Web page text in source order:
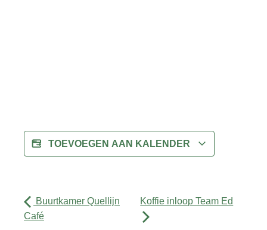
TOEVOEGEN AAN KALENDER
Buurtkamer Quellijn
Café
Koffie inloop Team Ed